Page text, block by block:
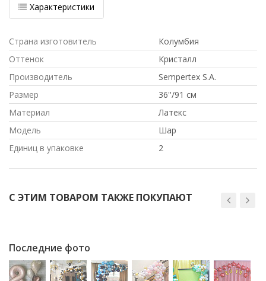
Характеристики
Страна изготовитель
Колумбия
Оттенок
Кристалл
Производитель
Sempertex S.A.
Размер
36''/91 см
Материал
Латекс
Модель
Шар
Единиц в упаковке
2
С ЭТИМ ТОВАРОМ ТАКЖЕ ПОКУПАЮТ
Последние фото